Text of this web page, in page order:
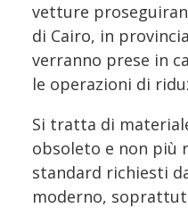
vetture
di Cairo, in
verranno prese in
le operazioni di
Si tratta di
obsoleto e non più
standard richiesti
moderno,